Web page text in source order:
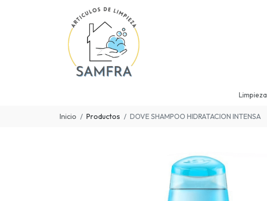
Limpieza
Inicio Productos DOVE SHAMPOO HIDRATACION INTENSA